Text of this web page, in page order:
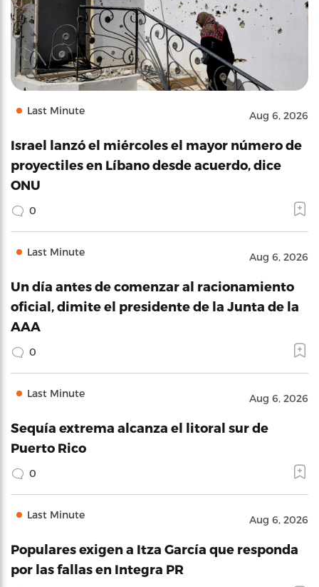
Last Minute Aug 6, 2026
Israel lanzó el miércoles el mayor número de
proyectiles en Líbano desde acuerdo, dice
ONU
0
Last Minute Aug 6, 2026
Un día antes de comenzar al racionamiento
oficial, dimite el presidente de la Junta de la
AAA
0
Last Minute Aug 6, 2026
Sequía extrema alcanza el litoral sur de
Puerto Rico
0
Last Minute Aug 6, 2026
Populares exigen a Itza García que responda
por las fallas en Integra PR